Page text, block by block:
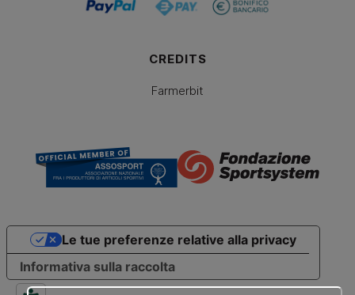
CREDITS
Farmerbit
Informativa sulla raccolta
Le tue preferenze relative alla privacy